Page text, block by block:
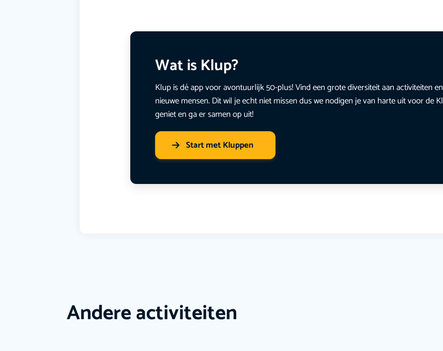
Wat is Klup?
Klup is dé app voor avontuurlijk 50-plus! Vind een grote diversiteit aan activiteiten
nieuwe mensen. Dit wil je echt niet missen dus we nodigen je van harte uit voor de
geniet en ga er samen op uit!
Start met Kluppen
Andere activiteiten